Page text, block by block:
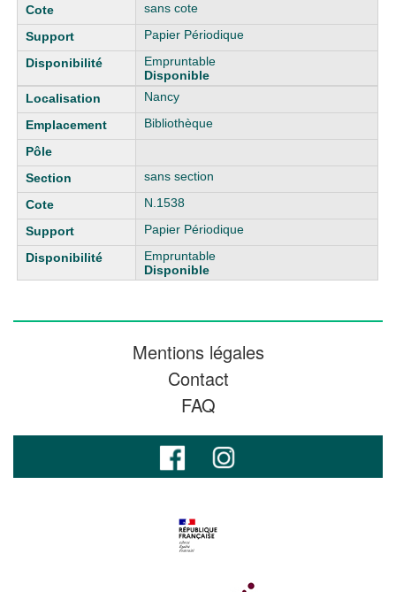
sans cote
Papier Périodique
Empruntable
Disponible
Nancy
Bibliothèque
sans section
N.1538
Papier Périodique
Empruntable
Disponible
Mentions légales
Contact
FAQ